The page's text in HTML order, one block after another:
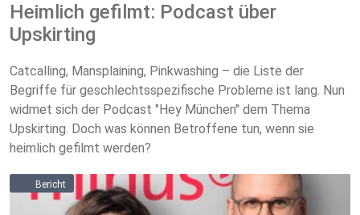
Heimlich gefilmt: Podcast über
Upskirting
Catcalling, Mansplaining, Pinkwashing – die Liste der
Begriffe für geschlechtsspezifische Probleme ist lang. Nun
widmet sich der Podcast "Hey München" dem Thema
Upskirting. Doch was können Betroffene tun, wenn sie
heimlich gefilmt werden?
Bericht